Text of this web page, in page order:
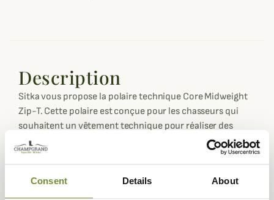
Consent Details About
Description
Sitka vous propose la polaire technique Core Midweight
Zip-T. Cette polaire est conçue pour les chasseurs qui
souhaitent un vêtement technique pour réaliser des
approches en montagne. La polaire Technique Core
Midweight Zip-T est confectionnée avec un tissu
vous offrir un excellent confort.